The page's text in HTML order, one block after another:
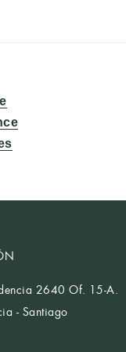
2640 Of. 15-A.
- Santiago